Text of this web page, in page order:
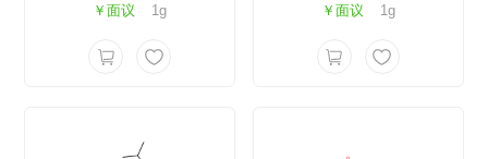
￥面议
1g
￥面议
1g